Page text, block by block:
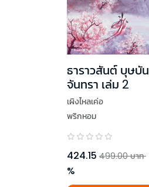
ธาราวสันต์ บุษบัน
จันทรา เล่ม 2
เผิงไหลเค่อ
พริกหอม
424.15 499.00 บาท
%